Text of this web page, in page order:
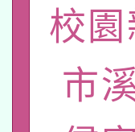
國立
年度
業
函轉
原
族教
新北
函轉
校
市